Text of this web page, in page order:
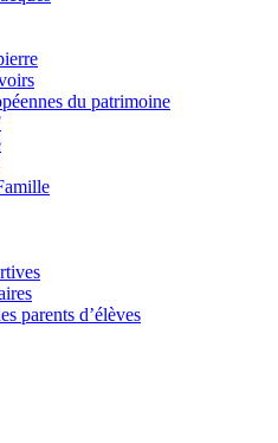
du patrimoine
parents d’élèves